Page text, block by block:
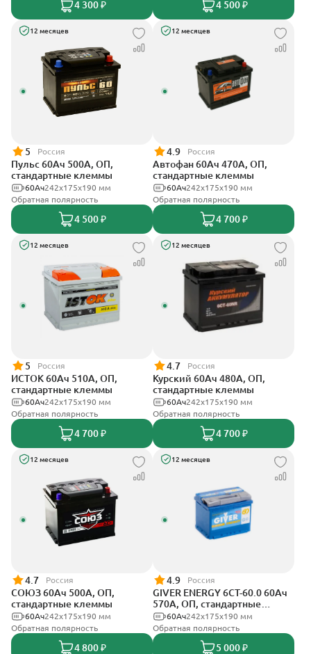
4 300 ₽ 4 500 ₽
12 месяцев
5 Россия
Пульс 60Ач 500А, ОП,
стандартные клеммы
242x175x190 мм
60Ач
Обратная полярность
4 500 ₽
12 месяцев
4.9 Россия
Автофан 60Ач 470А, ОП,
стандартные клеммы
242х175х190 мм
60Ач
Обратная полярность
4 700 ₽
12 месяцев
5 Россия
ИСТОК 60Ач 510А, ОП,
стандартные клеммы
242x175x190 мм
60Ач
Обратная полярность
4 700 ₽
12 месяцев
4.7 Россия
Курский 60Ач 480А, ОП,
стандартные клеммы
242x175x190 мм
60Ач
Обратная полярность
4 700 ₽
12 месяцев
4.7 Россия
СОЮЗ 60Ач 500А, ОП,
стандартные клеммы
242x175x190 мм
60Ач
Обратная полярность
4 800 ₽
12 месяцев
4.9 Россия
GIVER ENERGY 6СТ-60.0 60Ач
570А, ОП, стандартные
клеммы242х175х190 мм
60Ач
Обратная полярность
5 000 ₽